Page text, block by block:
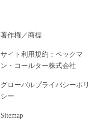
著作権／商標
サイト利用規約：ベックマ
ン・コールター株式会社
グローバルプライバシーポリ
シー
Sitemap